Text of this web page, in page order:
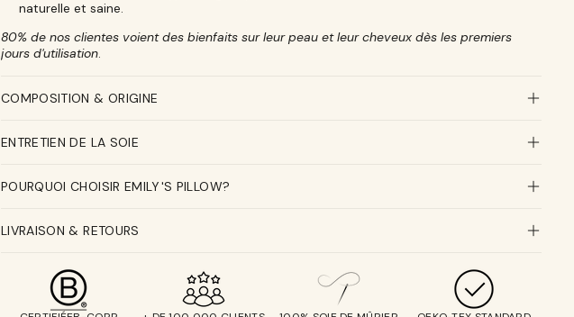
naturelle et saine.
80% de nos clientes voient des bienfaits sur leur peau et leur cheveux dès les premiers
jours d'utilisation.
COMPOSITION & ORIGINE
ENTRETIEN DE LA SOIE
POURQUOI CHOISIR EMILY'S PILLOW?
LIVRAISON & RETOURS